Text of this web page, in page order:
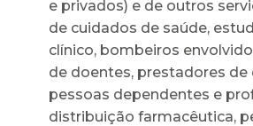
e privados) e de outros
de cuidados de saúde,
clínico, bombeiros
de doentes, prestadores de
pessoas dependentes e
distribuição farmacêutica,